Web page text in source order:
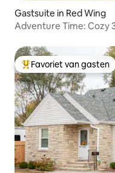
Gastsuite in Red Wing
Adventure Time: Cozy
Topfavoriet van gasten
Favoriet van gasten